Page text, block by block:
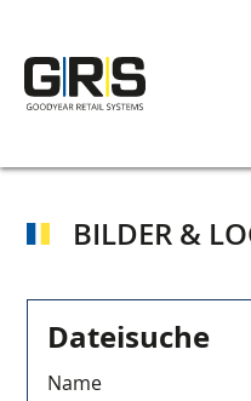
BILDER &
Dateisuche
Name